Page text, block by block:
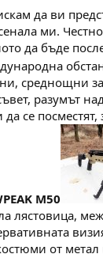
да ви
ми.
да бъде
среднощни
разумът
се посместят,
M50
лястовица,
от